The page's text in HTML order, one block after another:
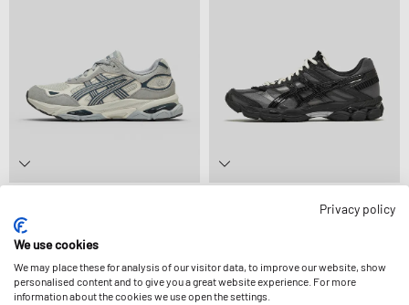
159,99 €
X GRIFF GEL-CUMULUS 16
-15%
Privacy policy
We use cookies
We may place these for analysis of our visitor data, to improve our website, show
personalised content and to give you a great website experience. For more
information about the cookies we use open the settings.